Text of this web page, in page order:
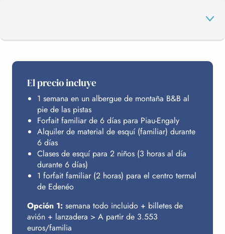
PIAU-ENGALY
EDENÉO
ALOJAMIENTO
PRESUPUESTO
El precio incluye
1 semana en un albergue de montaña B&B al
pie de las pistas
Forfait familiar de 6 días para Piau-Engaly
Alquiler de material de esquí (familiar) durante
6 días
Clases de esquí para 2 niños (3 horas al día
durante 6 días)
1 forfait familiar (2 horas) para el centro termal
de Edenéo
Opción 1: semana todo incluido + billetes de
avión + lanzadera > A partir de 3.553
euros/familia